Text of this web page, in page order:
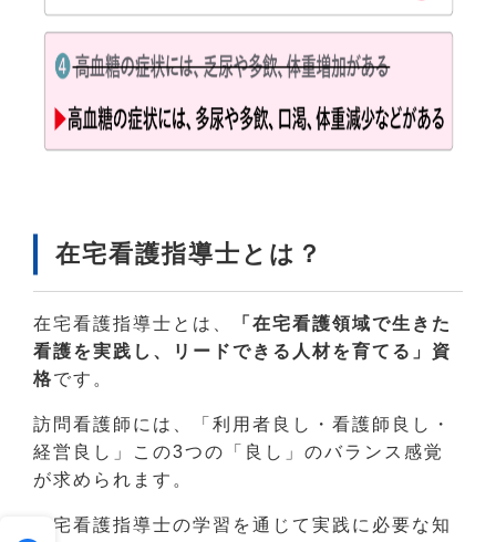
在宅看護指導士とは？
在宅看護指導士とは、
「在宅看護領域で生きた
看護を実践し、リードできる人材を育てる」資
格です。
訪問看護師には、「利用者良し・看護師良し・
経営良し」この3つの「良し」のバランス感覚
が求められます。
在宅看護指導士の学習を通じて実践に必要な知